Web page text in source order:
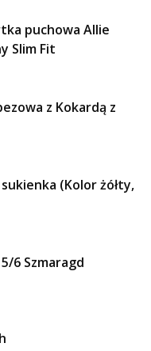
puchowa Allie
Slim Fit
z Kokardą z
(Kolor żółty,
6 Szmaragd